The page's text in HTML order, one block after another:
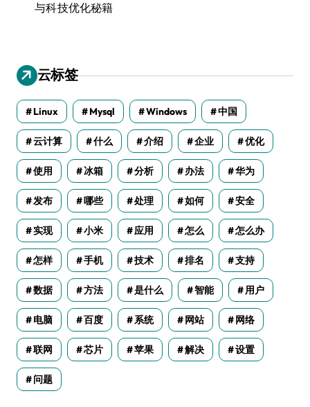
与科技优化秘籍
云标签
Linux Mysql Windows 中国
云计算 什么 介绍 企业 优化
使用 冰箱 分析 办法 华为
发布 哪些 处理 如何 安全
实现 小米 应用 怎么 怎么办
怎样 手机 技术 排名 支持
数据 方法 是什么 智能 用户
电脑 百度 系统 网站 网络
联网 芯片 苹果 解决 设置
问题